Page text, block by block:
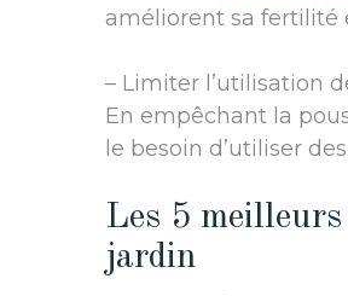
améliorent sa fertilité
– Limiter l’utilisation
En empêchant la
le besoin d’utiliser
Les 5
jardin